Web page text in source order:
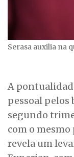
Serasa auxilia na
A
pessoal pelos
segundo
com o
revela um